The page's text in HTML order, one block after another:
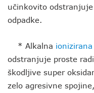
učinkovito
odpadke.
* Alkalna ionizirana
odstranjuje proste
škodljive super
zelo agresivne